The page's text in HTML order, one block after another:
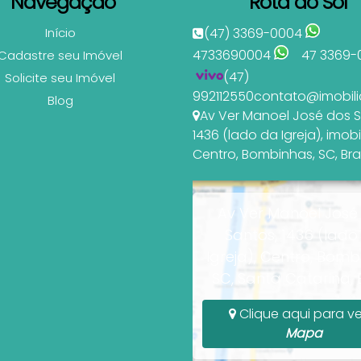
Início
seu Imóvel
Solicite seu Imóvel
Blog
(47) 3369-0004
4733690004
47
(47)
992112550
Av Ver Manoel José dos
1436 (lado da Igreja),
Centro, Bombinhas, SC,
Av Ver Manoel José
Santos, 1436 (lado
Igreja), Centro,
SC, Santa Catarina,
Clique aqui para
Mapa